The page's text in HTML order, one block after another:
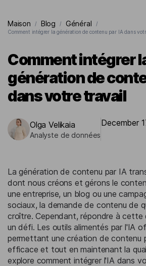
Recherche
Pour les gens
Cas
Maison / Blog / Général
/
Comment intégrer la génération de contenu par IA dans
Comment intégrer
génération de
dans votre travail
Olga Velikaia
Analyste de données
December
La génération de contenu par IA
dont nous créons et gérons le
une entreprise, un blog ou une
sociaux, la demande de contenu de
croître. Cependant, répondre à cette
un défi. Les outils alimentés par l'IA
permettant une création de contenu
efficace et tout en maintenant la
explore comment intégrer l'IA dans